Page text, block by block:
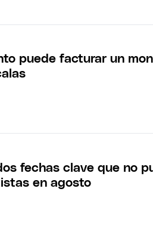
puede facturar un
fechas clave que no
en agosto